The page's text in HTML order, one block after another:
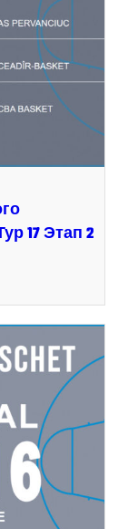
17 Этап 2